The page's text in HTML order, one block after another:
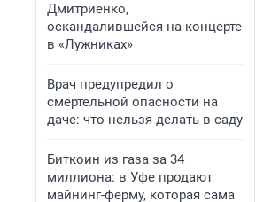
Дмитриенко,
оскандалившейся на концерте
в «Лужниках»
Врач предупредил о
смертельной опасности на
даче: что нельзя делать в саду
Биткоин из газа за 34
миллиона: в Уфе продают
майнинг-ферму, которая сама